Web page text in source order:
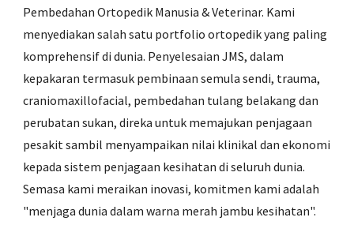
Pembedahan Ortopedik Manusia & Veterinar. Kami
menyediakan salah satu portfolio ortopedik yang paling
komprehensif di dunia. Penyelesaian JMS, dalam
kepakaran termasuk pembinaan semula sendi, trauma,
craniomaxillofacial, pembedahan tulang belakang dan
perubatan sukan, direka untuk memajukan penjagaan
pesakit sambil menyampaikan nilai klinikal dan ekonomi
kepada sistem penjagaan kesihatan di seluruh dunia.
Semasa kami meraikan inovasi, komitmen kami adalah
"menjaga dunia dalam warna merah jambu kesihatan".